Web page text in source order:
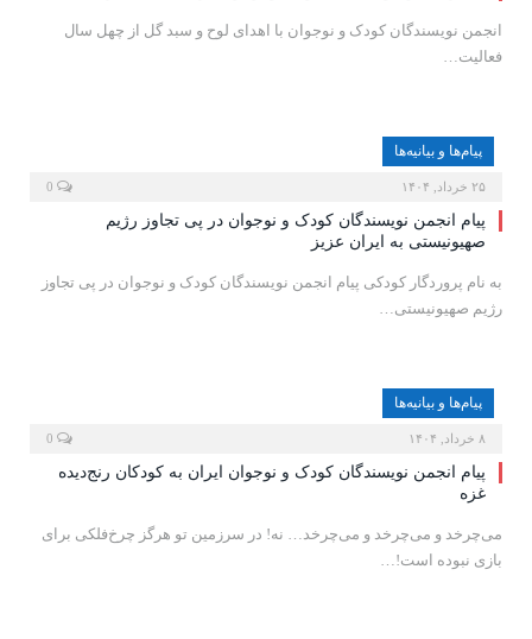
انجمن نویسندگان کودک و نوجوان با اهدای لوح و سبد گل از چهل سال
فعالیت…
پیام‌ها و بیانیه‌ها
۲۵ خرداد, ۱۴۰۴
پیام انجمن نویسندگان کودک و نوجوان در پی تجاوز رژیم
صهیونیستی به ایران عزیز
به نام پروردگار کودکی پیام انجمن نویسندگان کودک و نوجوان در پی تجاوز
رژیم صهیونیستی…
پیام‌ها و بیانیه‌ها
۸ خرداد, ۱۴۰۴
پیام انجمن نویسندگان کودک و نوجوان ایران به کودکان رنج‌دیده
غزه
می‌چرخد و می‌چرخد و می‌چرخد… نه! در سرزمین‌ تو هرگز چرخ‌فلکی برای
بازی نبوده است!…